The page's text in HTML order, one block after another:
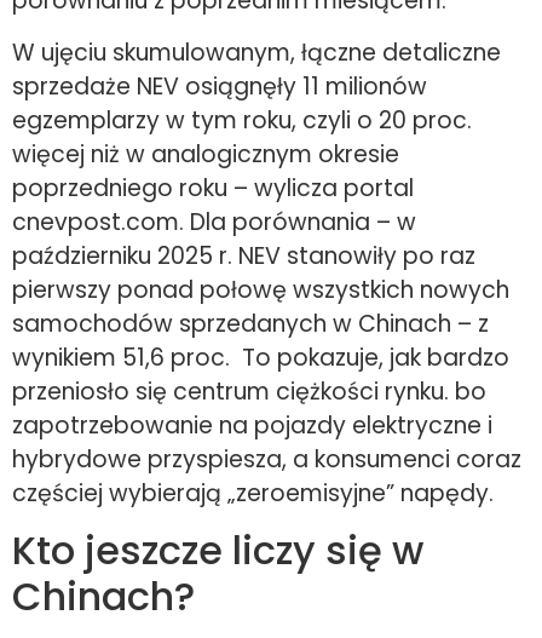
W ujęciu skumulowanym, łączne detaliczne
sprzedaże NEV osiągnęły 11 milionów
egzemplarzy w tym roku, czyli o 20 proc.
więcej niż w analogicznym okresie
poprzedniego roku – wylicza portal
cnevpost.com. Dla porównania – w
październiku 2025 r. NEV stanowiły po raz
pierwszy ponad połowę wszystkich nowych
samochodów sprzedanych w Chinach – z
wynikiem 51,6 proc. To pokazuje, jak bardzo
przeniosło się centrum ciężkości rynku. bo
zapotrzebowanie na pojazdy elektryczne i
hybrydowe przyspiesza, a konsumenci coraz
częściej wybierają „zeroemisyjne” napędy.
Kto jeszcze liczy się w
Chinach?